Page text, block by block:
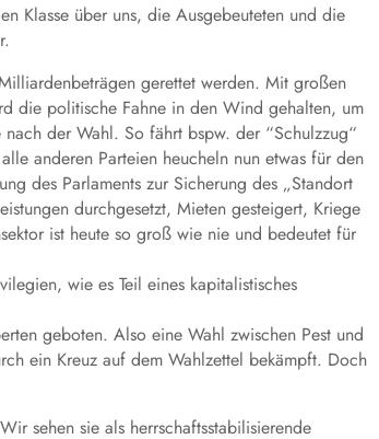
Klasse über uns, die Ausgebeuteten und die
gerettet werden. Mit großen
die politische Fahne in den Wind gehalten, um
der Wahl. So fährt bspw. der “Schulzzug“
anderen Parteien heucheln nun etwas für den
des Parlaments zur Sicherung des „Standort
durchgesetzt, Mieten gesteigert, Kriege
ist heute so groß wie nie und bedeutet für
wie es Teil eines kapitalistisches
geboten. Also eine Wahl zwischen Pest und
ein Kreuz auf dem Wahlzettel bekämpft. Doch
sehen sie als herrschaftsstabilisierende